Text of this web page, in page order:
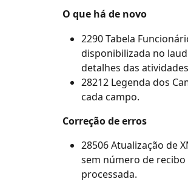
O que há de novo
2290 Tabela
disponibilizada no
detalhes das
28212 Legenda dos
cada campo.
Correção de erros
28506 Atualização de
sem número de
processada.